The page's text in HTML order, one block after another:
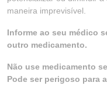
maneira imprevisível.
Informe ao seu médico
outro medicamento.
Não use medicamento
Pode ser perigoso para